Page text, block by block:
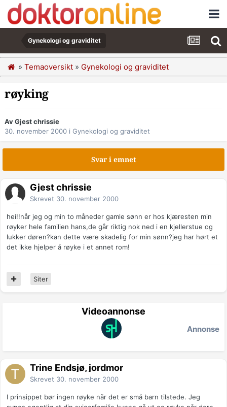
Gynekologi og graviditet
» Temaoversikt » Gynekologi og graviditet
røyking
Av Gjest chrissie
30. november 2000 i Gynekologi og graviditet
Svar i emnet
Gjest chrissie
Skrevet 30. november 2000
hei!!når jeg og min to måneder gamle sønn er hos kjæresten min
røyker hele familien hans,de går riktig nok ned i en kjellerstue og
lukker døren?kan dette være skadelig for min sønn?jeg har hørt et
det ikke hjelper å røyke i et annet rom!
Siter
Videoannonse
Annonse
Trine Endsjø, jordmor
Skrevet 30. november 2000
I prinsippet bør ingen røyke når det er små barn tilstede. Jeg